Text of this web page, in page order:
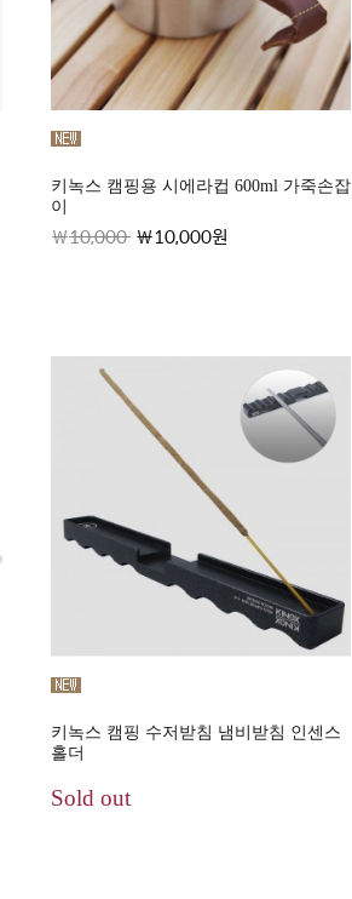
키녹스 캠핑용 시에라컵 600ml 가죽손잡
이
10,000 10,000원
키녹스 캠핑 수저받침 냄비받침 인센스
홀더
Sold out